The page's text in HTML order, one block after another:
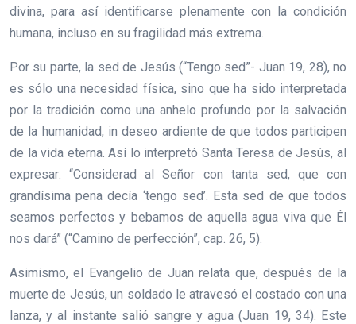
divina, para así identificarse plenamente con la condición
humana, incluso en su fragilidad más extrema.
Por su parte, la sed de Jesús (“Tengo sed”- Juan 19, 28), no
es sólo una necesidad física, sino que ha sido interpretada
por la tradición como una anhelo profundo por la salvación
de la humanidad, in deseo ardiente de que todos participen
de la vida eterna. Así lo interpretó Santa Teresa de Jesús, al
expresar: “Considerad al Señor con tanta sed, que con
grandísima pena decía ‘tengo sed’. Esta sed de que todos
seamos perfectos y bebamos de aquella agua viva que Él
nos dará” (“Camino de perfección”, cap. 26, 5).
Asimismo, el Evangelio de Juan relata que, después de la
muerte de Jesús, un soldado le atravesó el costado con una
lanza, y al instante salió sangre y agua (Juan 19, 34). Este